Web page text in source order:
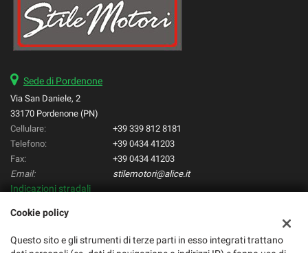
Sede di Pordenone
Via San Daniele, 2
33170 Pordenone (PN)
Cellulare:
+39 339 812 8181
Telefono:
+39 0434 41203
Fax:
+39 0434 41203
Email:
stilemotori@alice.it
Indicazioni stradali
Dati fiscali:
Cookie policy
Questo sito e gli strumenti di terze parti in esso integrati trattano